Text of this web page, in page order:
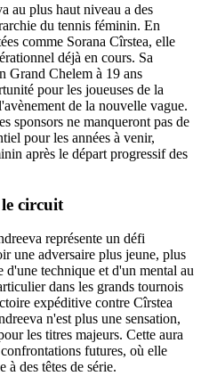
au plus haut niveau a des
du tennis féminin. En
comme Sorana Cîrstea, elle
déjà en cours. Sa
Grand Chelem à 19 ans
pour les joueuses de la
de la nouvelle vague.
sponsors ne manqueront pas de
pour les années à venir,
après le départ progressif des
circuit
représente un défi
une adversaire plus jeune, plus
d'une technique et d'un mental au
dans les grands tournois
expéditive contre Cîrstea
n'est plus une sensation,
les titres majeurs. Cette aura
futures, où elle
à des têtes de série.